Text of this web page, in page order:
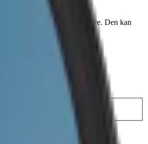
Velo tillverkas inte längre. Den kan